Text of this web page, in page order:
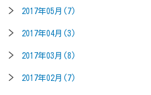
2017年05月(7)
2017年04月(3)
2017年03月(8)
2017年02月(7)